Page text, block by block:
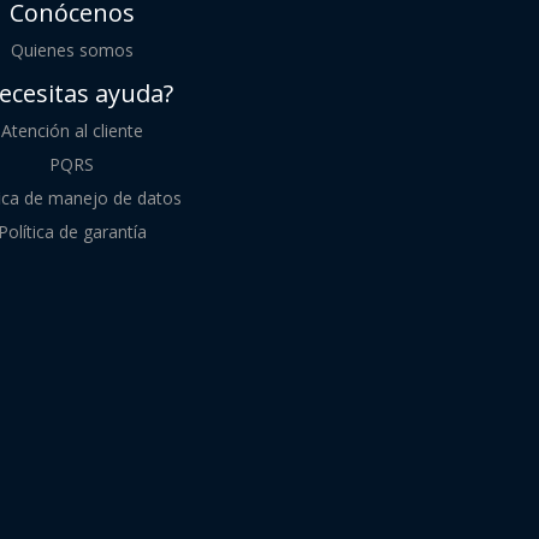
Conócenos
Quienes somos
ayuda?
Atención al cliente
PQRS
de manejo de datos
Política de garantía